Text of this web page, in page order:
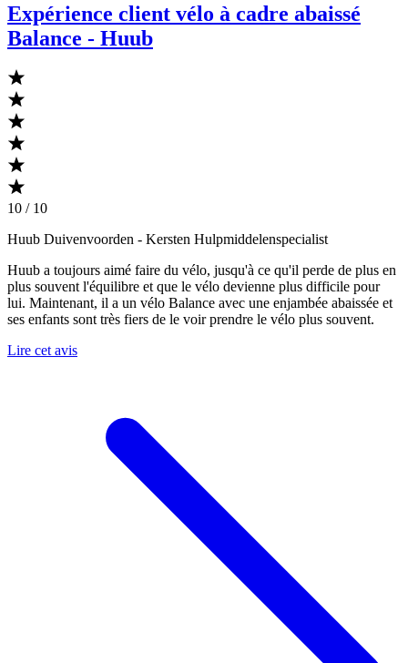
Expérience client vélo à cadre abaissé
Balance - Huub
10 / 10
Huub Duivenvoorden - Kersten Hulpmiddelenspecialist
Huub a toujours aimé faire du vélo, jusqu'à ce qu'il perde de plus en
plus souvent l'équilibre et que le vélo devienne plus difficile pour
lui. Maintenant, il a un vélo Balance avec une enjambée abaissée et
ses enfants sont très fiers de le voir prendre le vélo plus souvent.
Lire cet avis